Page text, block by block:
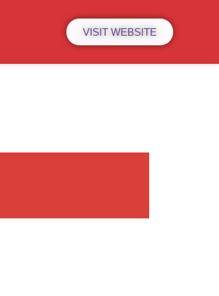
VISIT WEBSITE